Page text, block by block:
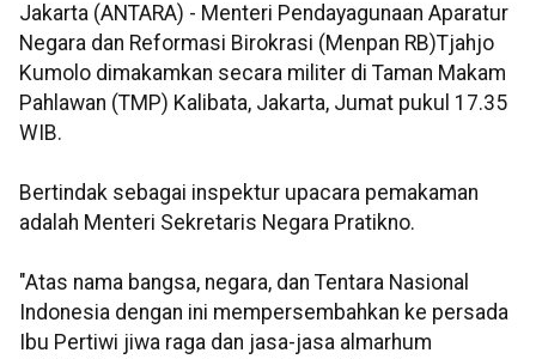
Jakarta (ANTARA) - Menteri Pendayagunaan Aparatur
Negara dan Reformasi Birokrasi (Menpan RB)Tjahjo
Kumolo dimakamkan secara militer di Taman Makam
Pahlawan (TMP) Kalibata, Jakarta, Jumat pukul 17.35
WIB.
Bertindak sebagai inspektur upacara pemakaman
adalah Menteri Sekretaris Negara Pratikno.
"Atas nama bangsa, negara, dan Tentara Nasional
Indonesia dengan ini mempersembahkan ke persada
Ibu Pertiwi jiwa raga dan jasa-jasa almarhum